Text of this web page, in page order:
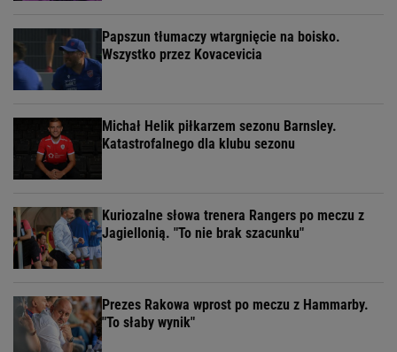
Papszun tłumaczy wtargnięcie na boisko.
Wszystko przez Kovacevicia
Michał Helik piłkarzem sezonu Barnsley.
Katastrofalnego dla klubu sezonu
Kuriozalne słowa trenera Rangers po meczu z
Jagiellonią. "To nie brak szacunku"
Prezes Rakowa wprost po meczu z Hammarby.
"To słaby wynik"